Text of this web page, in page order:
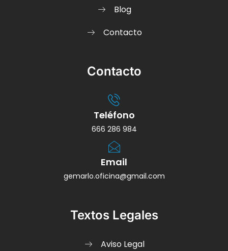
Blog
Contacto
Contacto
Teléfono
666 286 984
Email
gemarlo.oficina@gmail.com
Textos Legales
Aviso Legal